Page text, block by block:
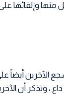
وإلقائها
أيضاً على
، وتذكر أن